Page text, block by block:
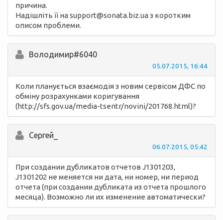
причина.
Надішліть її на support@sonata.biz.ua з коротким
описом проблеми.
Володимир#6040
05.07.2015, 16:44
Коли планується взаємодія з новим сервісом ДФС по
обміну розрахунками коригування
(http://sfs.gov.ua/media-tsentr/novini/201768.html)?
Сергей_
06.07.2015, 05:42
При создании дубликатов отчетов J1301203,
J1301202 не меняется ни дата, ни номер, ни период
отчета (при создании дубликата из отчета прошлого
месяца). Возможно ли их изменение автоматически?